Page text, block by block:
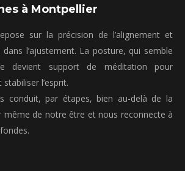
à Montpellier
sur la précision de l’alignement et
dans l’ajustement. La posture, qui semble
devient support de méditation pour
l’esprit.
conduit, par étapes, bien au-delà de la
de notre être et nous reconnecte à